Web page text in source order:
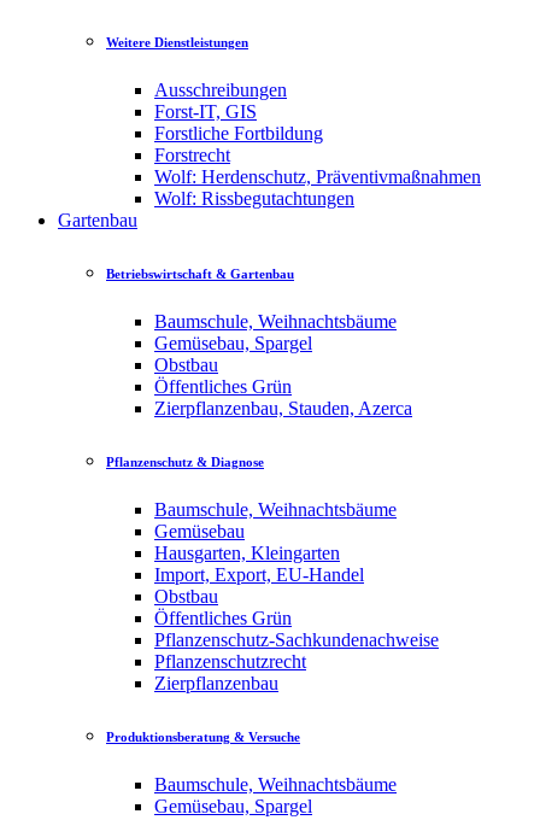
Weitere Dienstleistungen
Ausschreibungen
Forst-IT, GIS
Forstliche Fortbildung
Forstrecht
Wolf: Herdenschutz, Präventivmaßnahmen
Wolf: Rissbegutachtungen
Gartenbau
Betriebswirtschaft & Gartenbau
Baumschule, Weihnachtsbäume
Gemüsebau, Spargel
Obstbau
Öffentliches Grün
Zierpflanzenbau, Stauden, Azerca
Pflanzenschutz & Diagnose
Baumschule, Weihnachtsbäume
Gemüsebau
Hausgarten, Kleingarten
Import, Export, EU-Handel
Obstbau
Öffentliches Grün
Pflanzenschutz-Sachkundenachweise
Pflanzenschutzrecht
Zierpflanzenbau
Produktionsberatung & Versuche
Baumschule, Weihnachtsbäume
Gemüsebau, Spargel